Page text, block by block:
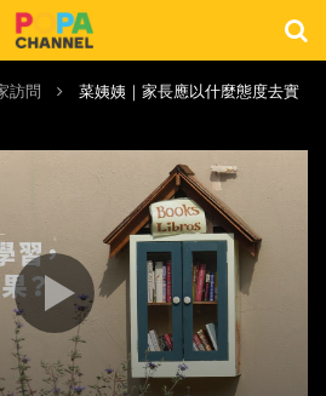
訪問
菜姨姨｜家長應以什麼態度去實